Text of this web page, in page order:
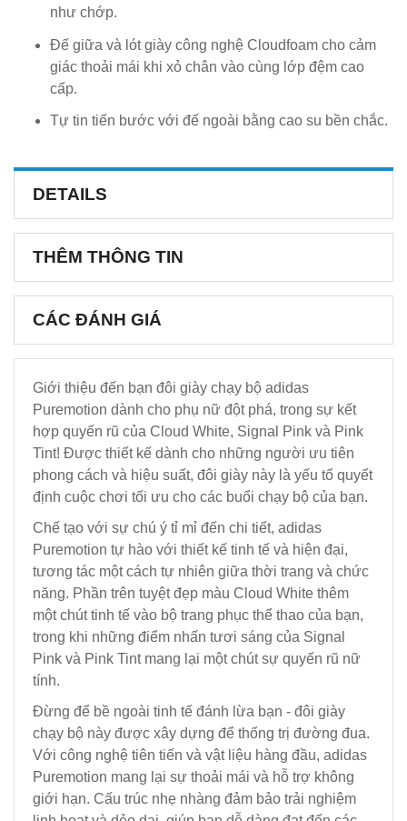
như chớp.
Đế giữa và lót giày công nghệ Cloudfoam cho cảm
giác thoải mái khi xỏ chân vào cùng lớp đệm cao
cấp.
Tự tin tiến bước với đế ngoài bằng cao su bền chắc.
DETAILS
THÊM THÔNG TIN
CÁC ĐÁNH GIÁ
Giới thiệu đến bạn đôi giày chạy bộ adidas
Puremotion dành cho phụ nữ đột phá, trong sự kết
hợp quyến rũ của Cloud White, Signal Pink và Pink
Tint! Được thiết kế dành cho những người ưu tiên
phong cách và hiệu suất, đôi giày này là yếu tố quyết
định cuộc chơi tối ưu cho các buổi chạy bộ của bạn.
Chế tạo với sự chú ý tỉ mỉ đến chi tiết, adidas
Puremotion tự hào với thiết kế tinh tế và hiện đại,
tương tác một cách tự nhiên giữa thời trang và chức
năng. Phần trên tuyệt đẹp màu Cloud White thêm
một chút tinh tế vào bộ trang phục thể thao của bạn,
trong khi những điểm nhấn tươi sáng của Signal
Pink và Pink Tint mang lại một chút sự quyến rũ nữ
tính.
Đừng để bề ngoài tinh tế đánh lừa bạn - đôi giày
chạy bộ này được xây dựng để thống trị đường đua.
Với công nghệ tiên tiến và vật liệu hàng đầu, adidas
Puremotion mang lại sự thoải mái và hỗ trợ không
giới hạn. Cấu trúc nhẹ nhàng đảm bảo trải nghiệm